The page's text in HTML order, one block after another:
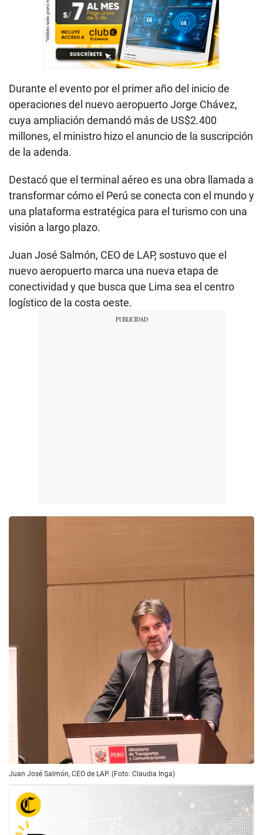
Durante el evento por el primer año del inicio de
operaciones del nuevo aeropuerto Jorge Chávez,
cuya ampliación demandó más de US$2.400
millones, el ministro hizo el anuncio de la suscripción
de la adenda.
Destacó que el terminal aéreo es una obra llamada a
transformar cómo el Perú se conecta con el mundo y
una plataforma estratégica para el turismo con una
visión a largo plazo.
Juan José Salmón, CEO de LAP, sostuvo que el
nuevo aeropuerto marca una nueva etapa de
conectividad y que busca que Lima sea el centro
logístico de la costa oeste.
Juan José Salmón, CEO de LAP. (Foto: Claudia Inga)